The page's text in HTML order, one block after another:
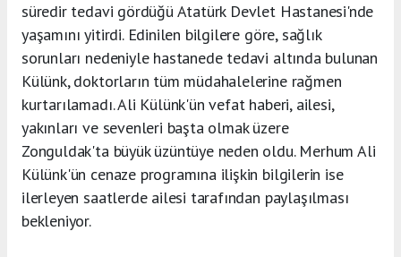
süredir tedavi gördüğü Atatürk Devlet Hastanesi'nde
yaşamını yitirdi. Edinilen bilgilere göre, sağlık
sorunları nedeniyle hastanede tedavi altında bulunan
Külünk, doktorların tüm müdahalelerine rağmen
kurtarılamadı. Ali Külünk'ün vefat haberi, ailesi,
yakınları ve sevenleri başta olmak üzere
Zonguldak'ta büyük üzüntüye neden oldu. Merhum Ali
Külünk'ün cenaze programına ilişkin bilgilerin ise
ilerleyen saatlerde ailesi tarafından paylaşılması
bekleniyor.